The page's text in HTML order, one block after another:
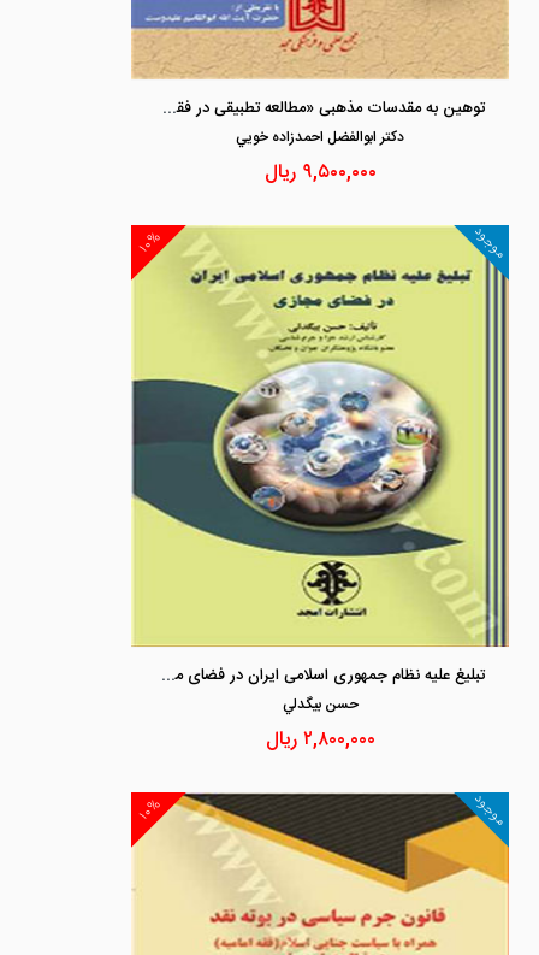
توهین به مقدسات مذهبی «مطالعه تطبیقی در فقه اسلامی, حقوق داخلی و بین الملل»
دكتر ابوالفضل احمدزاده خويي
۹,۵۰۰,۰۰۰ ریال
۱۰% موجود
تبلیغ علیه نظام جمهوری اسلامی ایران در فضای مجازی
حسن بيگدلي
۲,۸۰۰,۰۰۰ریال
۱۰% موجود